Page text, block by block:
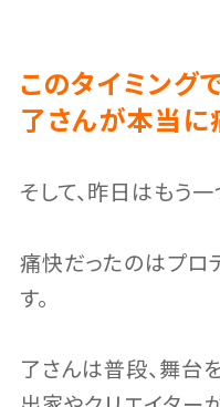
このタイミング
了さんが本当に
そして、昨日はもう一
痛快だったのはプロ
す。
了さんは普段、舞台